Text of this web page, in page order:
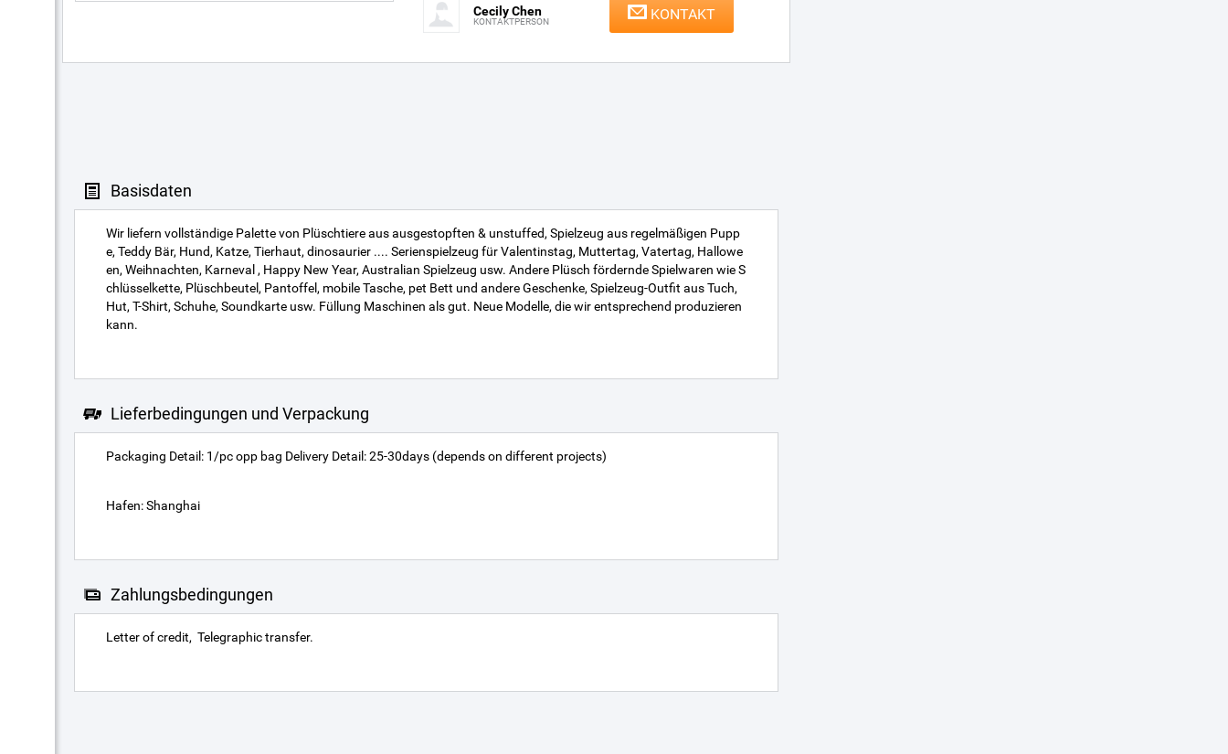
Cecily Chen
KONTAKTPERSON KONTAKT
Basisdaten
Wir liefern vollständige Palette von Plüschtiere aus ausgestopften & unstuffed, Spielzeug aus regelmäßigen Pupp
e, Teddy Bär, Hund, Katze, Tierhaut, dinosaurier .... Serienspielzeug für Valentinstag, Muttertag, Vatertag, Hallowe
en, Weihnachten, Karneval , Happy New Year, Australian Spielzeug usw. Andere Plüsch fördernde Spielwaren wie S
chlüsselkette, Plüschbeutel, Pantoffel, mobile Tasche, pet Bett und andere Geschenke, Spielzeug-Outfit aus Tuch,
Hut, T-Shirt, Schuhe, Soundkarte usw. Füllung Maschinen als gut. Neue Modelle, die wir entsprechend produzieren
kann.
Lieferbedingungen und Verpackung
Packaging Detail: 1/pc opp bag Delivery Detail: 25-30days (depends on different projects)
Hafen: Shanghai
Zahlungsbedingungen
Letter of credit Telegraphic transfer